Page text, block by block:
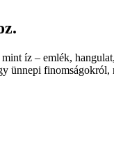
íz – emlék,
ünnepi